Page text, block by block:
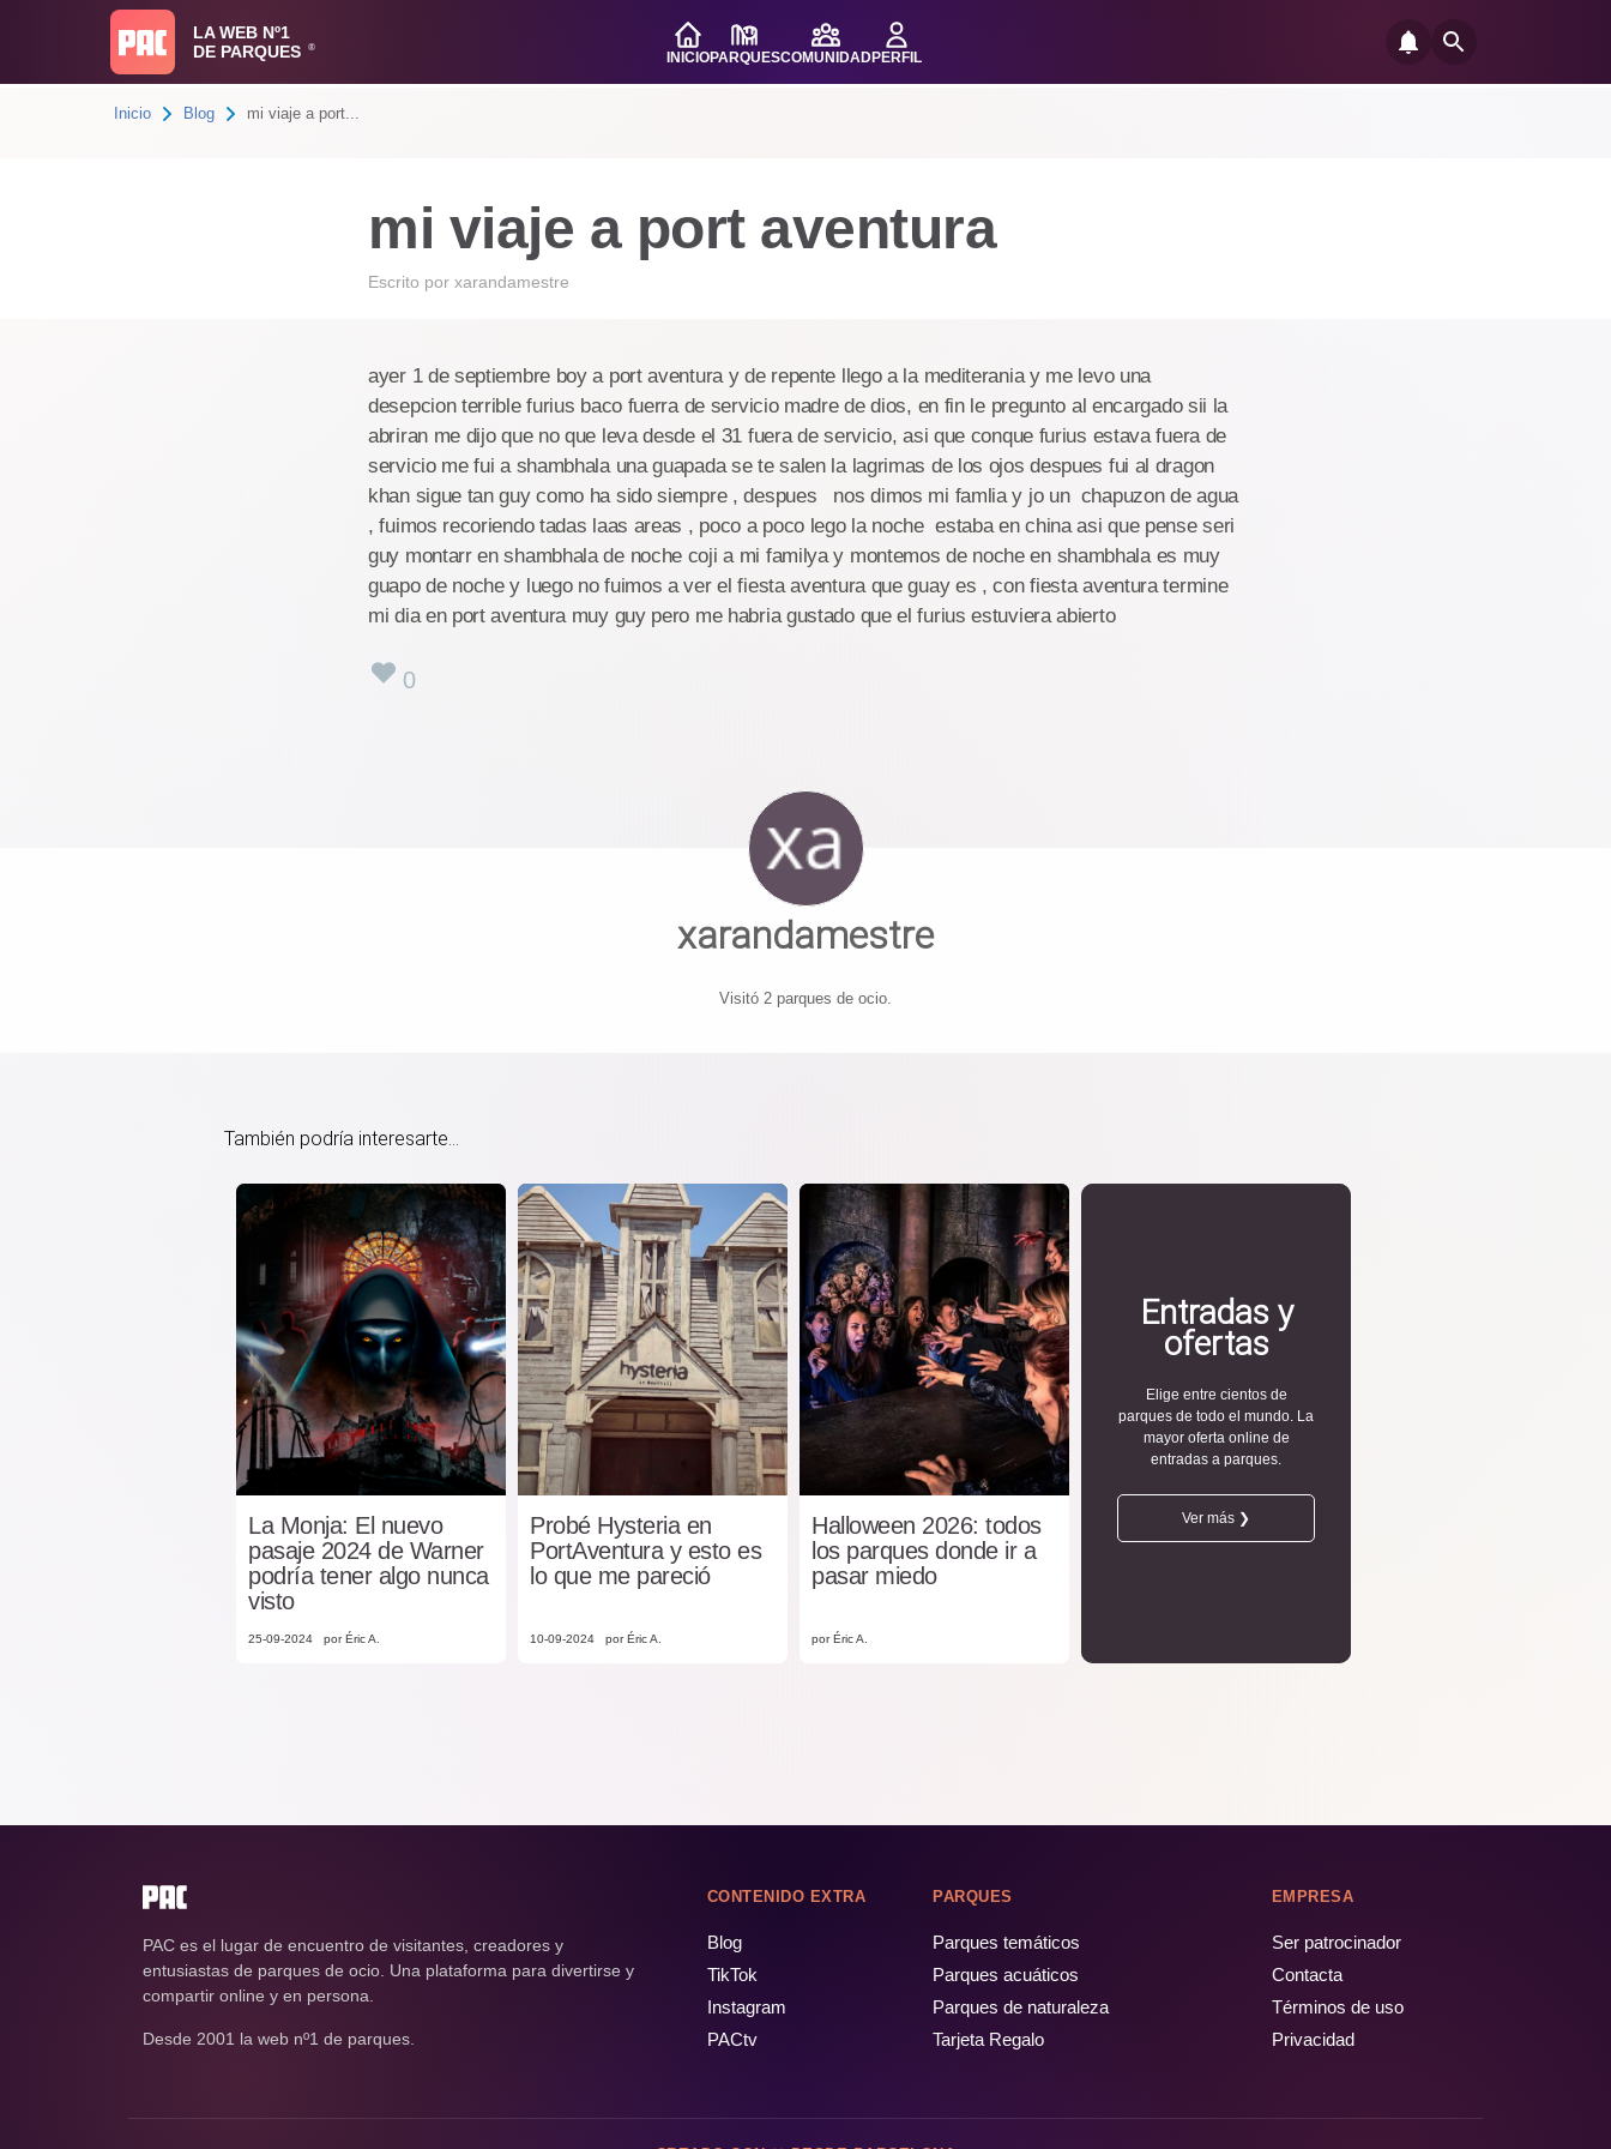
LA WEB Nº1
DE PARQUES
®
INICIOPARQUESCOMUNIDADPERFIL
Inicio Blog mi viaje a port...
mi viaje a port aventura
Escrito por xarandamestre
ayer 1 de septiembre boy a port aventura y de repente llego a la mediterania y me levo una
desepcion terrible furius baco fuerra de servicio madre de dios, en fin le pregunto al encargado sii la
abriran me dijo que no que leva desde el 31 fuera de servicio, asi que conque furius estava fuera de
servicio me fui a shambhala una guapada se te salen la lagrimas de los ojos despues fui al dragon
khan sigue tan guy como ha sido siempre , despues nos dimos mi famlia y jo un chapuzon de agua
, fuimos recoriendo tadas laas areas , poco a poco lego la noche estaba en china asi que pense seri
guy montarr en shambhala de noche coji a mi familya y montemos de noche en shambhala es muy
guapo de noche y luego no fuimos a ver el fiesta aventura que guay es , con fiesta aventura termine
mi dia en port aventura muy guy pero me habria gustado que el furius estuviera abierto
0
xarandamestre
Visitó 2 parques de ocio.
También podría interesarte...
La Monja: El nuevo
pasaje 2024 de Warner
podría tener algo nunca
visto
25-09-2024 por Éric A.
Probé Hysteria en
PortAventura y esto es
lo que me pareció
10-09-2024 por Éric A.
Halloween 2026: todos
los parques donde ir a
pasar miedo
por Éric A.
Entradas y
ofertas
Elige entre cientos de
parques de todo el mundo. La
mayor oferta online de
entradas a parques.
Ver más ❯
PAC es el lugar de encuentro de visitantes, creadores y
entusiastas de parques de ocio. Una plataforma para divertirse y
compartir online y en persona.
Desde 2001 la web nº1 de parques.
CONTENIDO EXTRA
Blog
TikTok
Instagram
PACtv
PARQUES
Parques temáticos
Parques acuáticos
Parques de naturaleza
Tarjeta Regalo
EMPRESA
Ser patrocinador
Contacta
Términos de uso
Privacidad